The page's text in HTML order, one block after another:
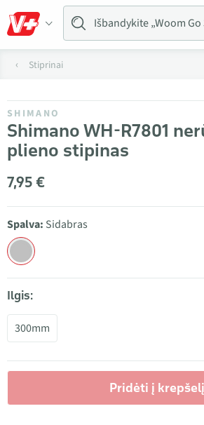
Stiprinai
SHIMANO
Shimano WH-R7801
plieno stipinas
7,95 €
Spalva: Sidabras
Ilgis:
300mm
Pridėti į krepšelį